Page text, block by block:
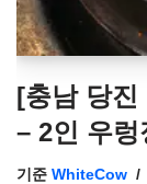
[충남 당진
– 2인 우렁
기준 WhiteCow